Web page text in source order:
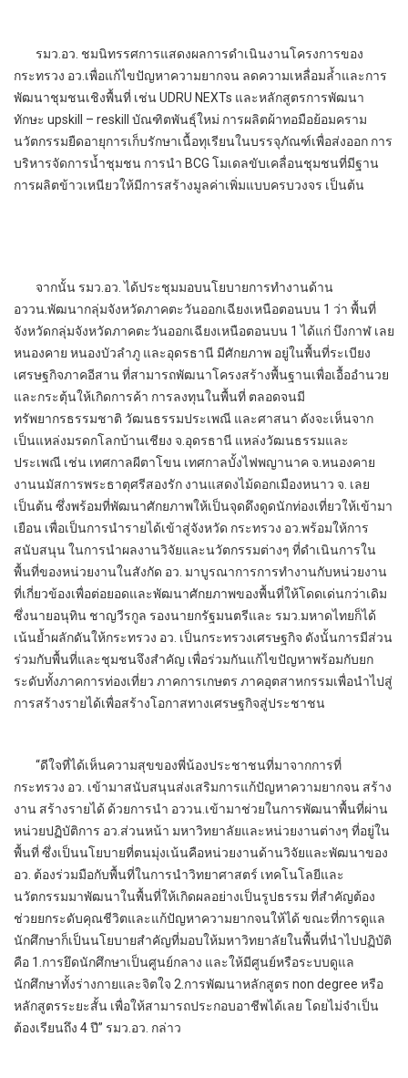
รมว.อว. ชมนิทรรศการแสดงผลการดำเนินงานโครงการของ
กระทรวง อว.เพื่อแก้ไขปัญหาความยากจน ลดความเหลื่อมล้ำและการ
พัฒนาชุมชนเชิงพื้นที่ เช่น UDRU NEXTs และหลักสูตรการพัฒนา
ทักษะ upskill – reskill บัณฑิตพันธุ์ใหม่ การผลิตผ้าทอมือย้อมคราม
นวัตกรรมยืดอายุการเก็บรักษาเนื้อทุเรียนในบรรจุภัณฑ์เพื่อส่งออก การ
บริหารจัดการน้ำชุมชน การนำ BCG โมเดลขับเคลื่อนชุมชนที่มีฐาน
การผลิตข้าวเหนียวให้มีการสร้างมูลค่าเพิ่มแบบครบวงจร เป็นต้น
จากนั้น รมว.อว. ได้ประชุมมอบนโยบายการทำงานด้าน
อววน.พัฒนากลุ่มจังหวัดภาคตะวันออกเฉียงเหนือตอนบน 1 ว่า พื้นที่
จังหวัดกลุ่มจังหวัดภาคตะวันออกเฉียงเหนือตอนบน 1 ได้แก่ บึงกาฬ เลย
หนองคาย หนองบัวลำภู และอุดรธานี มีศักยภาพ อยู่ในพื้นที่ระเบียง
เศรษฐกิจภาคอีสาน ที่สามารถพัฒนาโครงสร้างพื้นฐานเพื่อเอื้ออำนวย
และกระตุ้นให้เกิดการค้า การลงทุนในพื้นที่ ตลอดจนมี
ทรัพยากรธรรมชาติ วัฒนธรรมประเพณี และศาสนา ดังจะเห็นจาก
เป็นแหล่งมรดกโลกบ้านเชียง จ.อุดรธานี แหล่งวัฒนธรรมและ
ประเพณี เช่น เทศกาลผีตาโขน เทศกาลบั้งไฟพญานาค จ.หนองคาย
งานนมัสการพระธาตุศรีสองรัก งานแสดงไม้ดอกเมืองหนาว จ. เลย
เป็นต้น ซึ่งพร้อมที่พัฒนาศักยภาพให้เป็นจุดดึงดูดนักท่องเที่ยวให้เข้ามา
เยือน เพื่อเป็นการนำรายได้เข้าสู่จังหวัด กระทรวง อว.พร้อมให้การ
สนับสนุน ในการนำผลงานวิจัยและนวัตกรรมต่างๆ ที่ดำเนินการใน
พื้นที่ของหน่วยงานในสังกัด อว. มาบูรณาการการทำงานกับหน่วยงาน
ที่เกี่ยวข้องเพื่อต่อยอดและพัฒนาศักยภาพของพื้นที่ให้โดดเด่นกว่าเดิม
ซึ่งนายอนุทิน ชาญวีรกูล รองนายกรัฐมนตรีและ รมว.มหาดไทยก็ได้
เน้นย้ำผลักดันให้กระทรวง อว. เป็นกระทรวงเศรษฐกิจ ดังนั้นการมีส่วน
ร่วมกับพื้นที่และชุมชนจึงสำคัญ เพื่อร่วมกันแก้ไขปัญหาพร้อมกับยก
ระดับทั้งภาคการท่องเที่ยว ภาคการเกษตร ภาคอุตสาหกรรมเพื่อนำไปสู่
การสร้างรายได้เพื่อสร้างโอกาสทางเศรษฐกิจสู่ประชาชน
“ดีใจที่ได้เห็นความสุขของพี่น้องประชาชนที่มาจากการที่
กระทรวง อว. เข้ามาสนับสนุนส่งเสริมการแก้ปัญหาความยากจน สร้าง
งาน สร้างรายได้ ด้วยการนำ อววน.เข้ามาช่วยในการพัฒนาพื้นที่ผ่าน
หน่วยปฏิบัติการ อว.ส่วนหน้า มหาวิทยาลัยและหน่วยงานต่างๆ ที่อยู่ใน
พื้นที่ ซึ่งเป็นนโยบายที่ตนมุ่งเน้นคือหน่วยงานด้านวิจัยและพัฒนาของ
อว. ต้องร่วมมือกับพื้นที่ในการนำวิทยาศาสตร์ เทคโนโลยีและ
นวัตกรรมมาพัฒนาในพื้นที่ให้เกิดผลอย่างเป็นรูปธรรม ที่สำคัญต้อง
ช่วยยกระดับคุณชีวิตและแก้ปัญหาความยากจนให้ได้ ขณะที่การดูแล
นักศึกษาก็เป็นนโยบายสำคัญที่มอบให้มหาวิทยาลัยในพื้นที่นำไปปฏิบัติ
คือ 1.การยึดนักศึกษาเป็นศูนย์กลาง และให้มีศูนย์หรือระบบดูแล
นักศึกษาทั้งร่างกายและจิตใจ 2.การพัฒนาหลักสูตร non degree หรือ
หลักสูตรระยะสั้น เพื่อให้สามารถประกอบอาชีพได้เลย โดยไม่จำเป็น
ต้องเรียนถึง 4 ปี” รมว.อว. กล่าว